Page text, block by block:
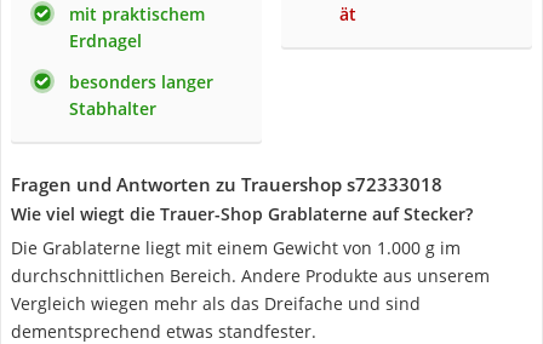
mit praktischem
Erdnagel
besonders langer
Stabhalter
ät
Fragen und Antworten zu Trauershop s72333018
Wie viel wiegt die Trauer-Shop Grablaterne auf Stecker?
Die Grablaterne liegt mit einem Gewicht von 1.000 g im
durchschnittlichen Bereich. Andere Produkte aus unserem
Vergleich wiegen mehr als das Dreifache und sind
dementsprechend etwas standfester.